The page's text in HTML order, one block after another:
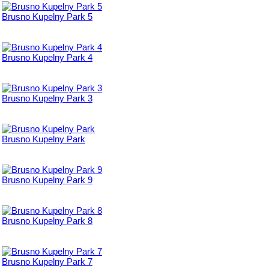
Brusno Kupelny Park 5
Brusno Kupelny Park 4
Brusno Kupelny Park 3
Brusno Kupelny Park
Brusno Kupelny Park 9
Brusno Kupelny Park 8
Brusno Kupelny Park 7